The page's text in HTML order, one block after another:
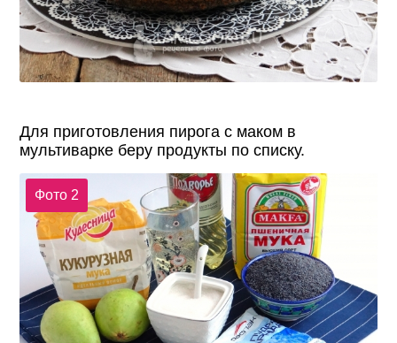
Для приготовления пирога с маком в
мультиварке беру продукты по списку.
Фото 2